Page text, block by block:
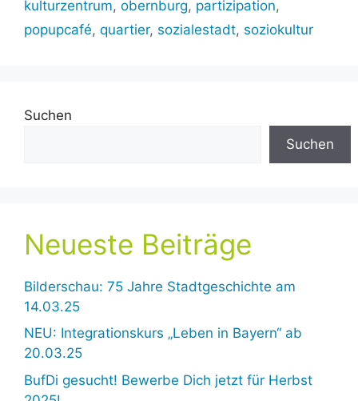
kulturzentrum, obernburg, partizipation,
popupcafé, quartier, sozialestadt, soziokultur
Suchen
Suchen
Neueste Beiträge
Bilderschau: 75 Jahre Stadtgeschichte am
14.03.25
NEU: Integrationskurs „Leben in Bayern“ ab
20.03.25
BufDi gesucht! Bewerbe Dich jetzt für Herbst